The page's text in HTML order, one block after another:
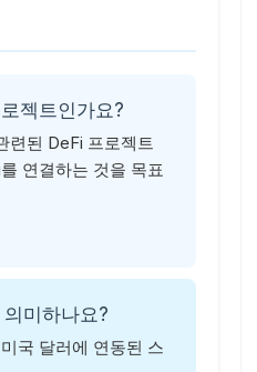
젝트인가요?
련된 DeFi 프로젝트
연결하는 것을 목표
미하나요?
국 달러에 연동된 스